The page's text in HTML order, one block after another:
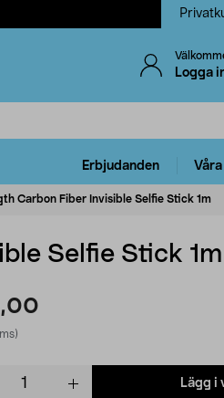
Logga
Erbjudanden
Carbon Fiber Invisible Selfie Stick 1m
Selfie Stick 1m
Lägg i